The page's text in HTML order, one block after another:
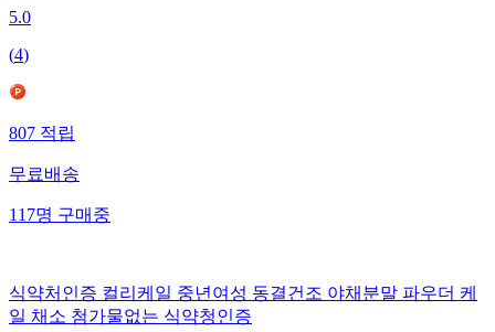
5.0
(4)
807 적립
무료배송
117명 구매중
식약처인증 컬리케일 중년여성 동결건조 야채분말 파우더 케
일 채소 첨가물없는 식약청인증